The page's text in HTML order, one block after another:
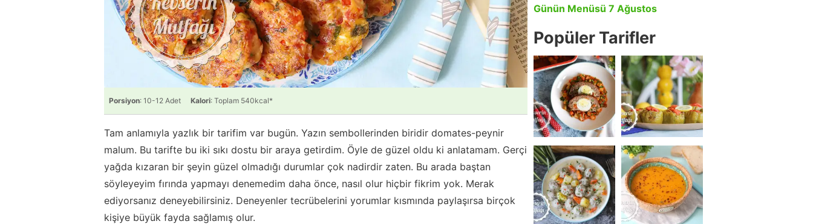
Porsiyon: 10-12 Adet Kalori: Toplam 540kcal*
Tam anlamıyla yazlık bir tarifim var bugün. Yazın sembollerinden biridir domates-peynir
malum. Bu tarifte bu iki sıkı dostu bir araya getirdim. Öyle de güzel oldu ki anlatamam. Gerçi
yağda kızaran bir şeyin güzel olmadığı durumlar çok nadirdir zaten. Bu arada baştan
söyleyeyim fırında yapmayı denemedim daha önce, nasıl olur hiçbir fikrim yok. Merak
ediyorsanız deneyebilirsiniz. Deneyenler tecrübelerini yorumlar kısmında paylaşırsa birçok
kişiye büyük fayda sağlamış olur.
Günün Menüsü 7 Ağustos
Popüler Tarifler